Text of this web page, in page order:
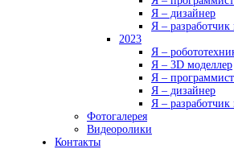
Я – дизайнер
Я –
2023
Я –
Я – 3D моделлер
Я – программист
Я – дизайнер
Я –
Фотогалерея
Видеоролики
Контакты